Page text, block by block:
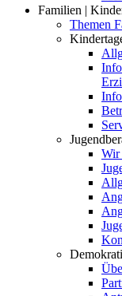
Familien |
Themen
Wir